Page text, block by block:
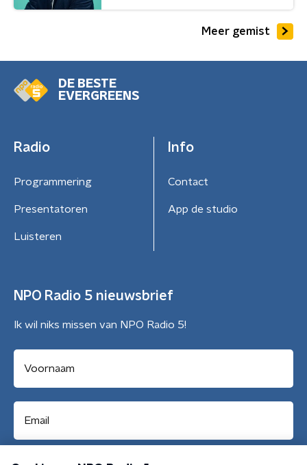
Meer gemist
DE BESTE
EVERGREENS
Radio
Programmering
Presentatoren
Luisteren
Info
Contact
App de studio
NPO Radio 5 nieuwsbrief
Ik wil niks missen van NPO Radio 5!